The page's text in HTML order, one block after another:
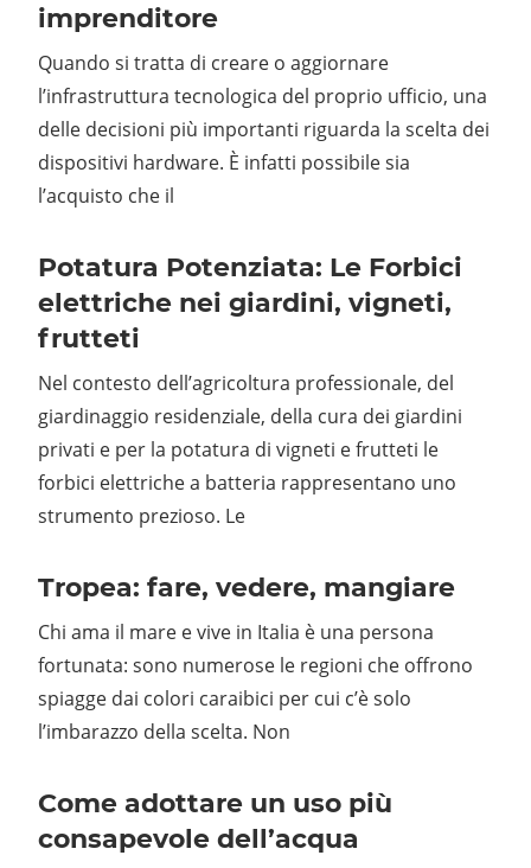
imprenditore
Quando si tratta di creare o aggiornare
l’infrastruttura tecnologica del proprio ufficio, una
delle decisioni più importanti riguarda la scelta dei
dispositivi hardware. È infatti possibile sia
l’acquisto che il
Potatura Potenziata: Le Forbici
elettriche nei giardini, vigneti,
frutteti
Nel contesto dell’agricoltura professionale, del
giardinaggio residenziale, della cura dei giardini
privati e per la potatura di vigneti e frutteti le
forbici elettriche a batteria rappresentano uno
strumento prezioso. Le
Tropea: fare, vedere, mangiare
Chi ama il mare e vive in Italia è una persona
fortunata: sono numerose le regioni che offrono
spiagge dai colori caraibici per cui c’è solo
l’imbarazzo della scelta. Non
Come adottare un uso più
consapevole dell’acqua